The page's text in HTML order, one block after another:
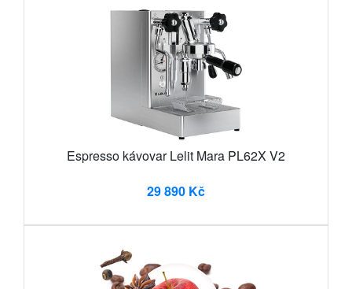
Espresso kávovar Lelit Mara PL62X V2
29 890 Kč